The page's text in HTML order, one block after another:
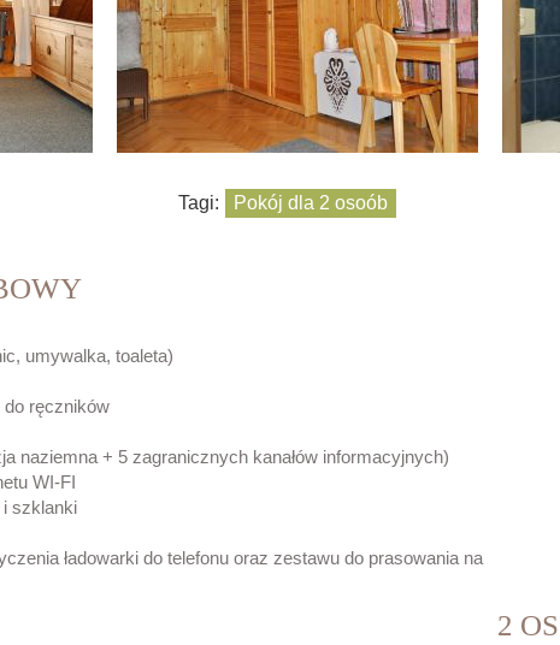
Tagi: Pokój dla 2 osoób
umywalka, toaleta)
ręczników
naziemna + 5 zagranicznych kanałów informacyjnych)
WI-FI
szklanki
ładowarki do telefonu oraz zestawu do prasowania na
2